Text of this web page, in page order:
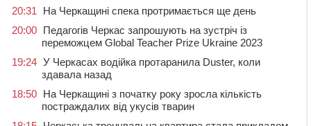
20:31
На Черкащині спека протримається ще день
20:00 Педагогів Черкас запрошують на зустріч із
переможцем Global Teacher Prize Ukraine 2023
19:24 У Черкасах водійка протаранила Duster, коли
здавала назад
18:50 На Черкащині з початку року зросла кількість
постраждалих від укусів тварин